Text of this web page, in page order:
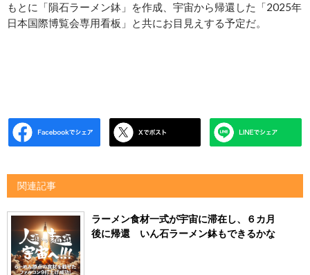
もとに「隕石ラーメン鉢」を作成、宇宙から帰還した「2025年
日本国際博覧会専用看板」と共にお目見えする予定だ。
関連記事
ラーメン食材一式が宇宙に滞在し、６カ月
後に帰還 いん石ラーメン鉢もできるかな